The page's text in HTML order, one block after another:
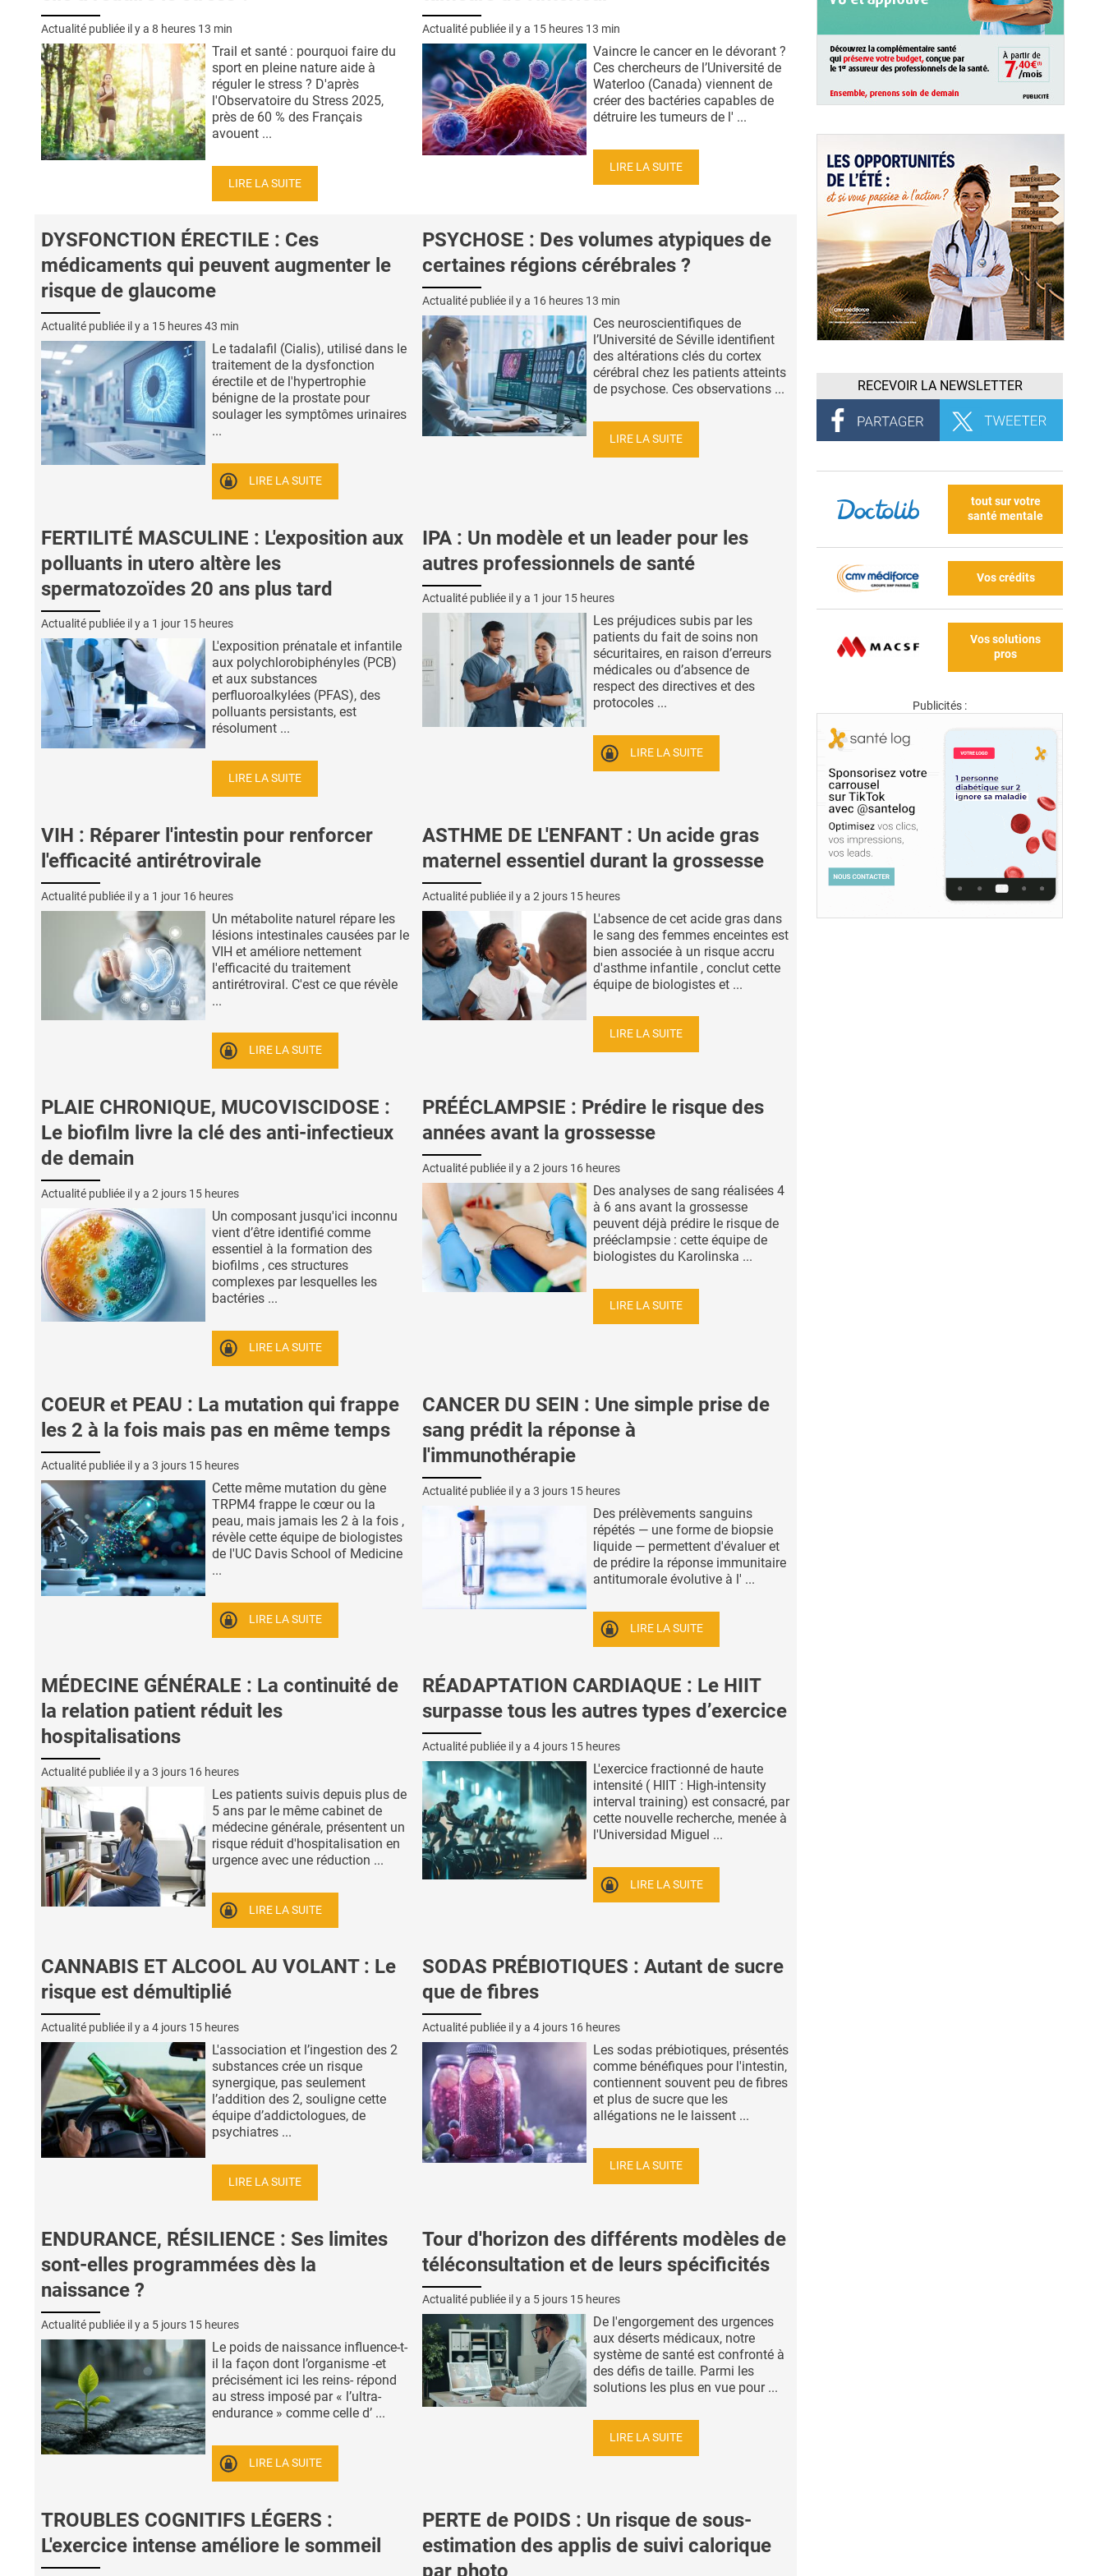
Actualité publiée il y a 8 heures 13 min
Trail et santé : pourquoi faire du
sport en pleine nature aide à
réguler le stress ? D'après
l'Observatoire du Stress 2025,
près de 60 % des Français
avouent ...
LIRE LA SUITE
Actualité publiée il y a 15 heures 13 min
Vaincre le cancer en le dévorant ?
Ces chercheurs de l’Université de
Waterloo (Canada) viennent de
créer des bactéries capables de
détruire les tumeurs de l' ...
LIRE LA SUITE
DYSFONCTION ÉRECTILE : Ces
médicaments qui peuvent augmenter le
risque de glaucome
Actualité publiée il y a 15 heures 43 min
Le tadalafil (Cialis), utilisé dans le
traitement de la dysfonction
érectile et de l'hypertrophie
bénigne de la prostate pour
soulager les symptômes urinaires
...
LIRE LA SUITE
PSYCHOSE : Des volumes atypiques de
certaines régions cérébrales ?
Actualité publiée il y a 16 heures 13 min
Ces neuroscientifiques de
l’Université de Séville identifient
des altérations clés du cortex
cérébral chez les patients atteints
de psychose. Ces observations ...
LIRE LA SUITE
FERTILITÉ MASCULINE : L'exposition aux
polluants in utero altère les
spermatozoïdes 20 ans plus tard
Actualité publiée il y a 1 jour 15 heures
L'exposition prénatale et infantile
aux polychlorobiphényles (PCB)
et aux substances
perfluoroalkylées (PFAS), des
polluants persistants, est
résolument ...
LIRE LA SUITE
IPA : Un modèle et un leader pour les
autres professionnels de santé
Actualité publiée il y a 1 jour 15 heures
Les préjudices subis par les
patients du fait de soins non
sécuritaires, en raison d’erreurs
médicales ou d’absence de
respect des directives et des
protocoles ...
LIRE LA SUITE
VIH : Réparer l'intestin pour renforcer
l'efficacité antirétrovirale
Actualité publiée il y a 1 jour 16 heures
Un métabolite naturel répare les
lésions intestinales causées par le
VIH et améliore nettement
l'efficacité du traitement
antirétroviral. C'est ce que révèle
...
LIRE LA SUITE
ASTHME DE L'ENFANT : Un acide gras
maternel essentiel durant la grossesse
Actualité publiée il y a 2 jours 15 heures
L'absence de cet acide gras dans
le sang des femmes enceintes est
bien associée à un risque accru
d'asthme infantile , conclut cette
équipe de biologistes et ...
LIRE LA SUITE
PLAIE CHRONIQUE, MUCOVISCIDOSE :
Le biofilm livre la clé des anti-infectieux
de demain
Actualité publiée il y a 2 jours 15 heures
Un composant jusqu'ici inconnu
vient d’être identifié comme
essentiel à la formation des
biofilms , ces structures
complexes par lesquelles les
bactéries ...
LIRE LA SUITE
PRÉÉCLAMPSIE : Prédire le risque des
années avant la grossesse
Actualité publiée il y a 2 jours 16 heures
Des analyses de sang réalisées 4
à 6 ans avant la grossesse
peuvent déjà prédire le risque de
prééclampsie : cette équipe de
biologistes du Karolinska ...
LIRE LA SUITE
COEUR et PEAU : La mutation qui frappe
les 2 à la fois mais pas en même temps
Actualité publiée il y a 3 jours 15 heures
Cette même mutation du gène
TRPM4 frappe le cœur ou la
peau, mais jamais les 2 à la fois ,
révèle cette équipe de biologistes
de l'UC Davis School of Medicine
...
LIRE LA SUITE
CANCER DU SEIN : Une simple prise de
sang prédit la réponse à
l'immunothérapie
Actualité publiée il y a 3 jours 15 heures
Des prélèvements sanguins
répétés — une forme de biopsie
liquide — permettent d'évaluer et
de prédire la réponse immunitaire
antitumorale évolutive à l' ...
LIRE LA SUITE
MÉDECINE GÉNÉRALE : La continuité de
la relation patient réduit les
hospitalisations
Actualité publiée il y a 3 jours 16 heures
Les patients suivis depuis plus de
5 ans par le même cabinet de
médecine générale, présentent un
risque réduit d'hospitalisation en
urgence avec une réduction ...
LIRE LA SUITE
RÉADAPTATION CARDIAQUE : Le HIIT
surpasse tous les autres types d’exercice
Actualité publiée il y a 4 jours 15 heures
L'exercice fractionné de haute
intensité ( HIIT : High-intensity
interval training) est consacré, par
cette nouvelle recherche, menée à
l'Universidad Miguel ...
LIRE LA SUITE
CANNABIS ET ALCOOL AU VOLANT : Le
risque est démultiplié
Actualité publiée il y a 4 jours 15 heures
L'association et l’ingestion des 2
substances crée un risque
synergique, pas seulement
l’addition des 2, souligne cette
équipe d’addictologues, de
psychiatres ...
LIRE LA SUITE
SODAS PRÉBIOTIQUES : Autant de sucre
que de fibres
Actualité publiée il y a 4 jours 16 heures
Les sodas prébiotiques, présentés
comme bénéfiques pour l'intestin,
contiennent souvent peu de fibres
et plus de sucre que les
allégations ne le laissent ...
LIRE LA SUITE
ENDURANCE, RÉSILIENCE : Ses limites
sont-elles programmées dès la
naissance ?
Actualité publiée il y a 5 jours 15 heures
Le poids de naissance influence-t-
il la façon dont l’organisme -et
précisément ici les reins- répond
au stress imposé par « l’ultra-
endurance » comme celle d’ ...
LIRE LA SUITE
Tour d'horizon des différents modèles de
téléconsultation et de leurs spécificités
Actualité publiée il y a 5 jours 15 heures
De l'engorgement des urgences
aux déserts médicaux, notre
système de santé est confronté à
des défis de taille. Parmi les
solutions les plus en vue pour ...
LIRE LA SUITE
TROUBLES COGNITIFS LÉGERS :
L'exercice intense améliore le sommeil
PERTE de POIDS : Un risque de sous-
estimation des applis de suivi calorique
par photo
RECEVOIR LA NEWSLETTER
tout sur votre
santé mentale
Vos crédits
Vos solutions
pros
Publicités :